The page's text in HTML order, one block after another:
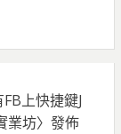
上快捷鍵J
業坊〉發佈